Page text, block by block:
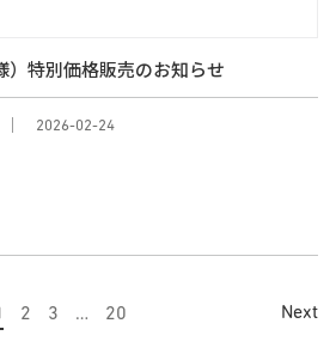
特別価格販売のお知らせ
2026-02-24
2 3 … 20 Next